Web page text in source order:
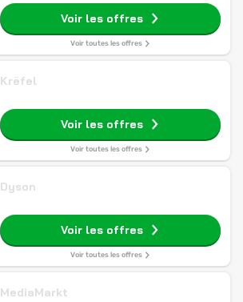
Voir les offres
Voir toutes les offres
Krëfel
Voir les offres
Voir toutes les offres
Dyson
Voir les offres
Voir toutes les offres
MediaMarkt